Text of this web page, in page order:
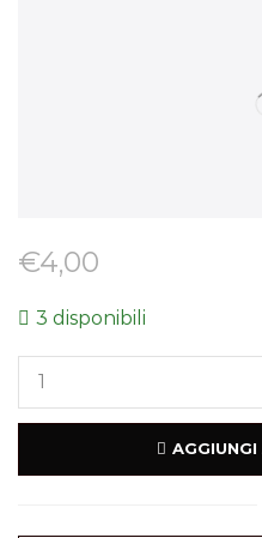
€4,00
3 disponibili